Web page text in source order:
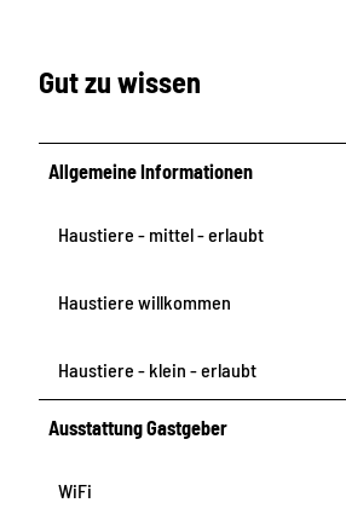
Gut zu wissen
Allgemeine Informationen
Haustiere - mittel - erlaubt
Haustiere willkommen
Haustiere - klein - erlaubt
Ausstattung Gastgeber
WiFi